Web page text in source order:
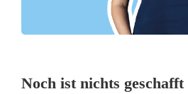
Noch ist nichts geschafft